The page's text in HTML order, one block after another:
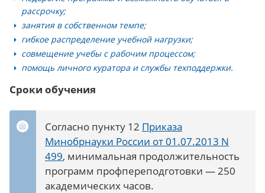
рассрочку;
занятия в собственном темпе;
гибкое распределение учебной нагрузки;
совмещение учебы с рабочим процессом;
помощь личного куратора и службы техподдержки.
Сроки обучения
Согласно пункту 12 Приказа
Минобрнауки России от 01.07.2013 N
499, минимальная продолжительность
программ профпереподготовки — 250
академических часов.